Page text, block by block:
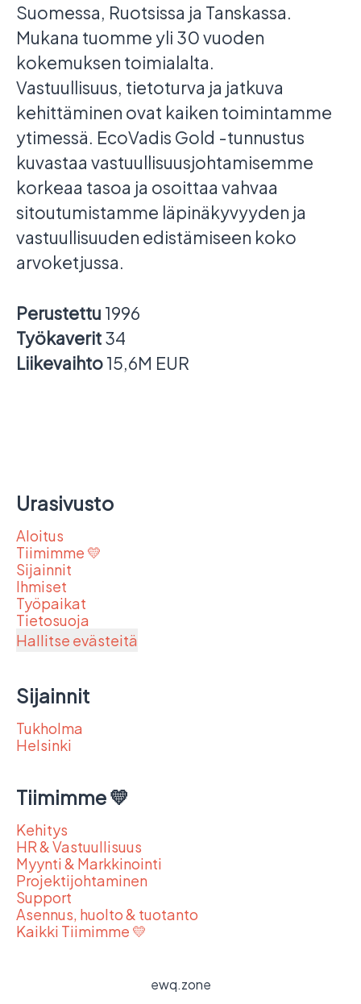
Suomessa, Ruotsissa ja Tanskassa.
Mukana tuomme yli 30 vuoden
kokemuksen toimialalta.
Vastuullisuus, tietoturva ja jatkuva
kehittäminen ovat kaiken toimintamme
ytimessä. EcoVadis Gold -tunnustus
kuvastaa vastuullisuusjohtamisemme
korkeaa tasoa ja osoittaa vahvaa
sitoutumistamme läpinäkyvyyden ja
vastuullisuuden edistämiseen koko
arvoketjussa.
Perustettu 1996
Työkaverit34
Liikevaihto15,6M EUR
Urasivusto
Aloitus
Tiimimme 💛
Sijainnit
Ihmiset
Työpaikat
Tietosuoja
Hallitse evästeitä
Sijainnit
Tukholma
Helsinki
Tiimimme 💛
Kehitys
HR & Vastuullisuus
Myynti & Markkinointi
Projektijohtaminen
Support
Asennus, huolto & tuotanto
Kaikki Tiimimme 💛
ewq.zone